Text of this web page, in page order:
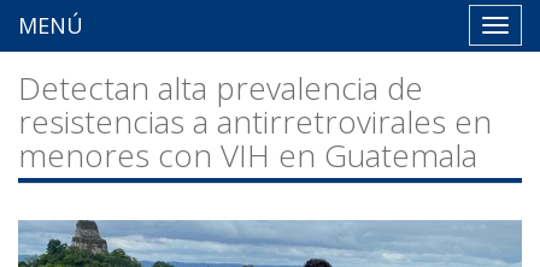
MENÚ
Detectan alta prevalencia de
resistencias a antirretrovirales en
menores con VIH en Guatemala